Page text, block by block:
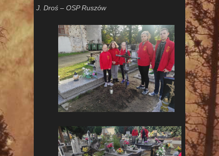
J. Droś – OSP Ruszów